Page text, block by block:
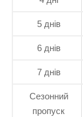
5 днів
6 днів
7 днів
Сезонний
пропуск